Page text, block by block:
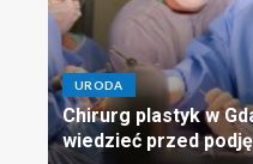
URODA
Chirurg plastyk w
wiedzieć przed